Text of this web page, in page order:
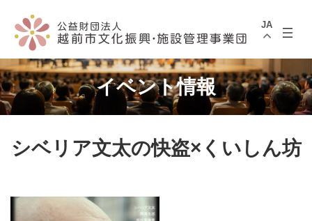
へ
ス
キ
ッ
プ
ョ
ン
に
移
動
JA
イベント情報
シベリア文太の快盗×くいしん坊